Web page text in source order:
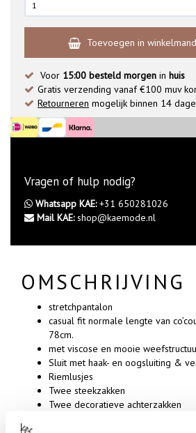
OMSCHRIJVING
stretchpantalon
casual fit normale lengte van
78cm.
met viscose en mooie
Sluit met haak- en oogsluiting &
Riemlusjes
Twee steekzakken
Twee decoratieve achterzakken
Toevoegen in winkelmand
Voor 15:00 besteld morgen in huis
Gratis verzending vanaf €100 muv
Retourneren mogelijk binnen 14
Vragen of hulp nodig?
Whatsapp KAE:+31 650281026
Mail KAE:shop@kaemode.nl